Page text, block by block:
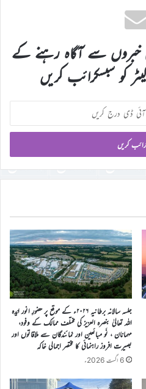
خبروں سے آگاہ رہنے کے
کو سبسکرائب کریں
جلسہ سالانہ برطانیہ ۲۰۲۶ء کے موقع پر حضورِ انور ایّدہ
الله تعالیٰ بنصرہ العزیز کی مختلف ممالک کے وفود،
مہمانان ، نَو مبائعین اور نمائندگان سے ملاقاتوں اور
بصیرت افروز راہنمائی کا مختصر اجمالی خاکہ
6 اگست 2026ء